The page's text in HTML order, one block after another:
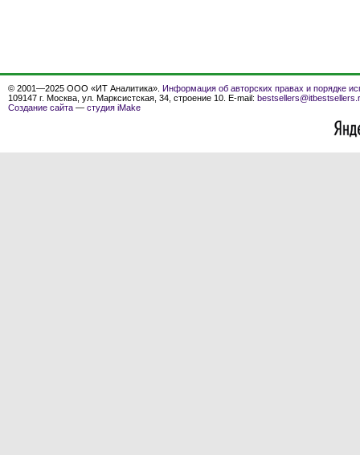
© 2001—2025 ООО «ИТ Аналитика». Информация об авторских правах и порядке
109147 г. Москва, ул. Марксистская, 34, строение 10. E-mail:
Создание сайта — студия iMake